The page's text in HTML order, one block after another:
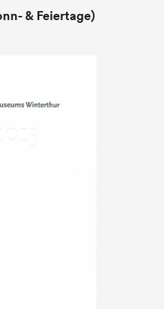
& Feiertage)